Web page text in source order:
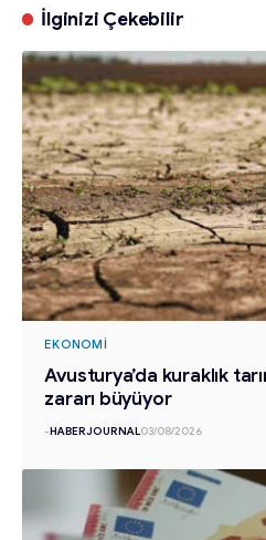
İlginizi Çekebilir
EKONOMI
Avusturya’da kuraklık
zararı büyüyor
-HABERJOURNAL03/08/2026